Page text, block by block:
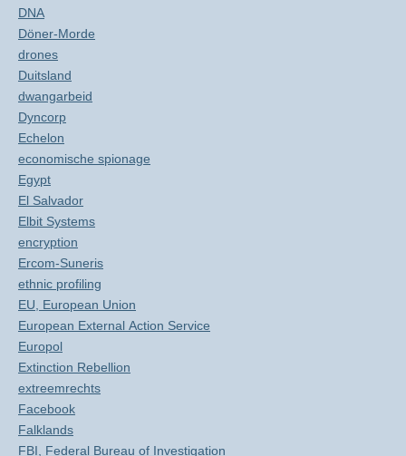
DNA
Döner-Morde
drones
Duitsland
dwangarbeid
Dyncorp
Echelon
economische spionage
Egypt
El Salvador
Elbit Systems
encryption
Ercom-Suneris
ethnic profiling
EU, European Union
European External Action Service
Europol
Extinction Rebellion
extreemrechts
Facebook
Falklands
FBI, Federal Bureau of Investigation